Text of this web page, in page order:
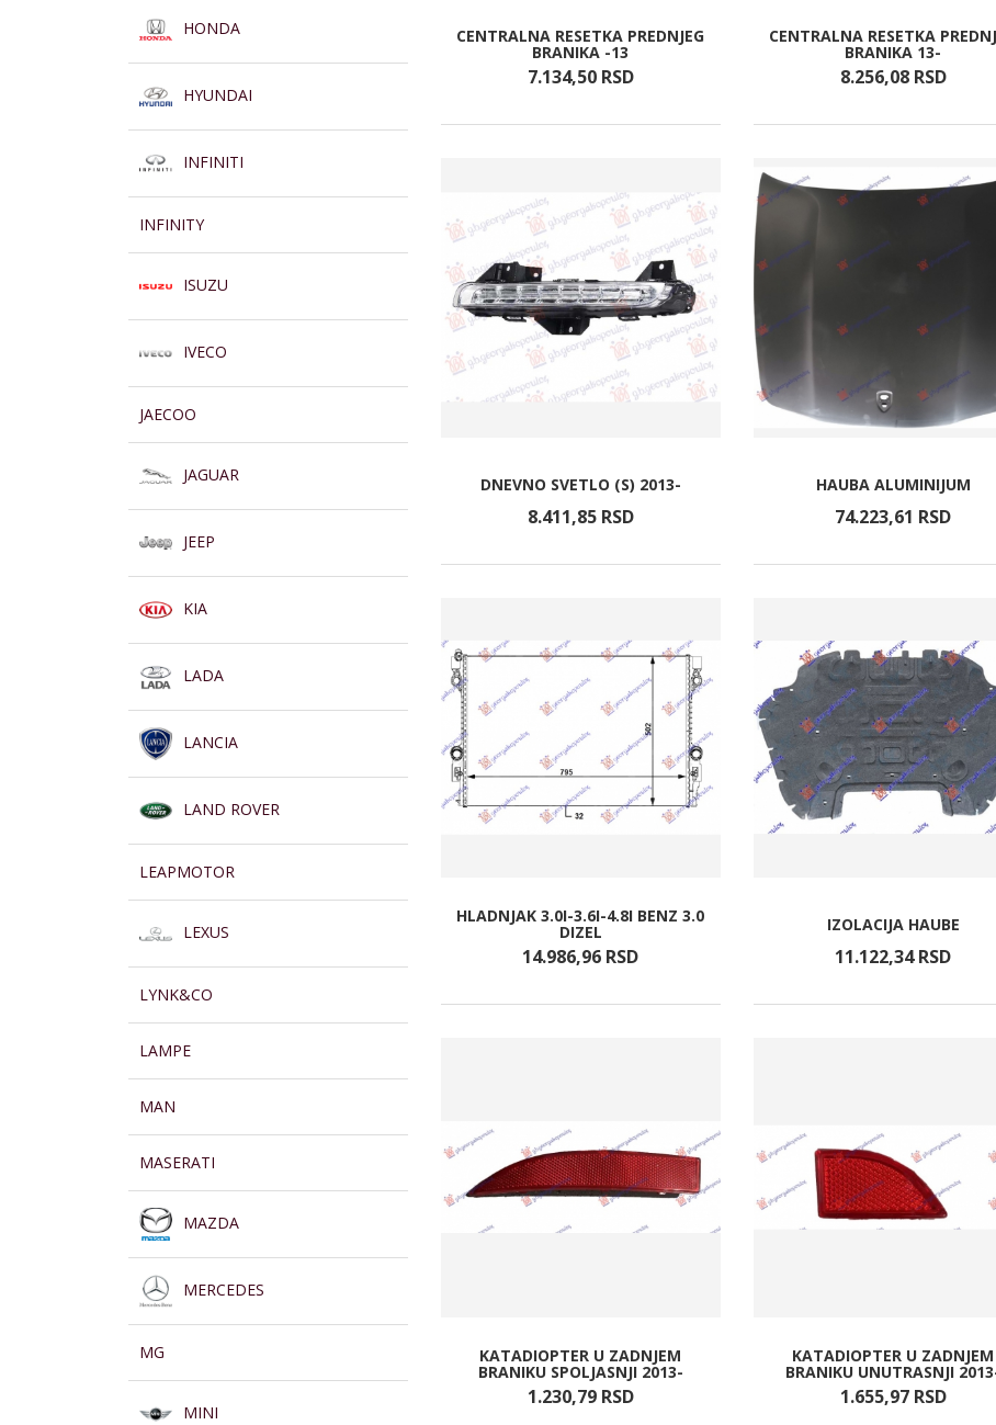
HONDA
HYUNDAI
INFINITI
INFINITY
ISUZU
IVECO
JAECOO
JAGUAR
JEEP
KIA
LADA
LANCIA
LAND ROVER
LEAPMOTOR
LEXUS
LYNK&CO
LAMPE
MAN
MASERATI
MAZDA
MERCEDES
MG
MINI
CENTRALNA RESETKA PREDNJEG
BRANIKA -13
7.134,50 RSD
CENTRALNA RESETKA
BRANIKA 13-
8.256,08 RSD
DNEVNO SVETLO (S) 2013-
8.411,85 RSD
HAUBA ALUMINIJUM
74.223,61 RSD
HLADNJAK 3.0I-3.6I-4.8I BENZ 3.0
DIZEL
14.986,96 RSD
IZOLACIJA HAUBE
11.122,34 RSD
KATADIOPTER U ZADNJEM
BRANIKU SPOLJASNJI 2013-
1.230,79 RSD
KATADIOPTER U ZADNJEM
BRANIKU UNUTRASNJI
1.655,97 RSD